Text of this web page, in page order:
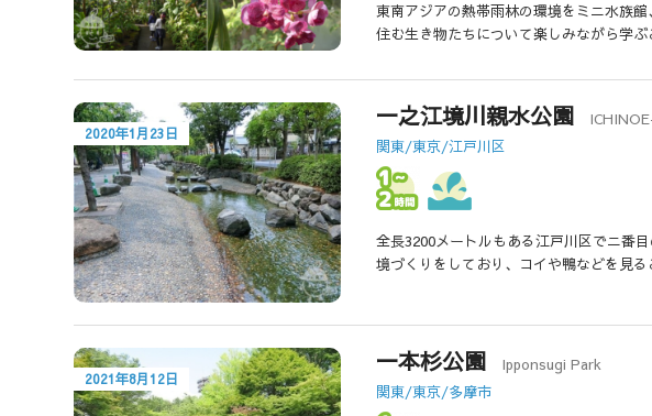
東南アジアの熱帯雨林の環境をミニ水族
住む生き物たちについて楽しみながら学
2020年1月23日
一之江境川親水公園
関東/東京/江戸川区
全長3200メートルもある江戸川区でニ番
境づくりをしており、コイや鴨などを見
2021年8月12日
一本杉公園
Ipponsugi Park
関東/東京/多摩市